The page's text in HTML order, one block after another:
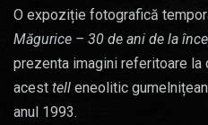
O expoziție fotografică
Măgurice – 30 de ani de la
prezenta imagini referitoare
acest tell eneolitic
anul 1993.